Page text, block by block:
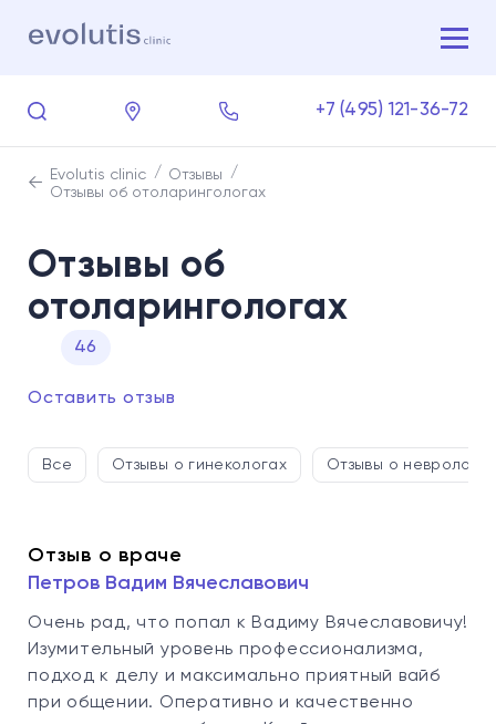
+7 (495) 121-36-72
Evolutis clinic
Отзывы
Отзывы об отоларингологах
Отзывы об
отоларингологах
46
Оставить отзыв
Все Отзывы о гинекологах Отзывы о неврологах
Отзыв о враче
Петров Вадим Вячеславович
Очень рад, что попал к Вадиму Вячеславовичу!
Изумительный уровень профессионализма,
подход к делу и максимально приятный вайб
при общении. Оперативно и качественно